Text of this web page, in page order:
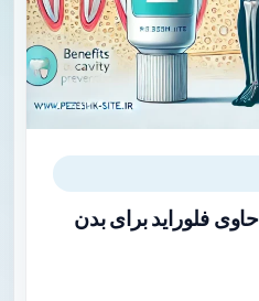
فلوراید برای بدن